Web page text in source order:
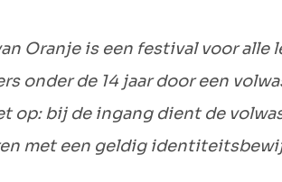
Oranje is een festival voor
onder de 14 jaar door een
op: bij de ingang dient de
met een geldig